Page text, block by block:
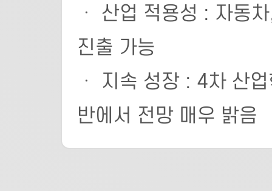
ㆍ 산업 적용성 : 자동
진출 가능
ㆍ 지속 성장 : 4차 산
반에서 전망 매우 밝음